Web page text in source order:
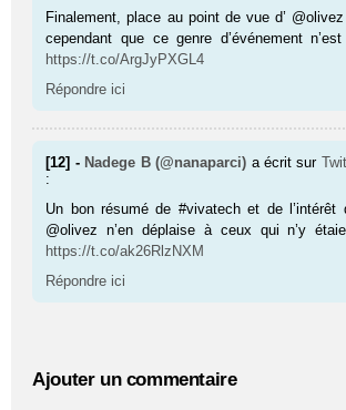
Finalement, place au point de vue d’ @olivez
cependant que ce genre d’événement
https://t.co/ArgJyPXGL4
Répondre ici
[12] - Nadege B (@nanaparci) a écrit sur
:
Un bon résumé de #vivatech et de l’intérêt
@olivez n’en déplaise à ceux qui n’y
https://t.co/ak26RlzNXM
Répondre ici
Ajouter un commentaire